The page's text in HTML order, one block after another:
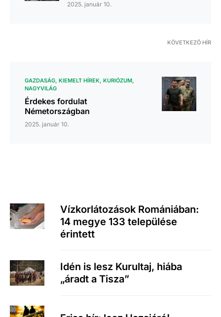
2025. január 10.
KÖVETKEZŐ HÍR
GAZDASÁG KIEMELT HÍREK KURIÓZUM
NAGYVILÁG
Érdekes fordulat
Németországban
2025. január 10.
Vízkorlátozások Romániában:
14 megye 133 települése
érintett
Idén is lesz Kurultaj, hiába
„áradt a Tisza”